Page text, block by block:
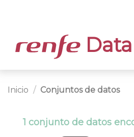
Data
Inicio Conjuntos de datos
1 conjunto de datos